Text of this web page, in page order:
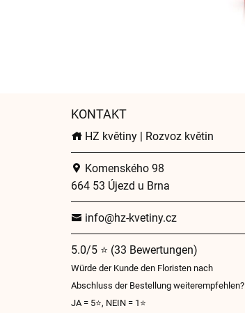
KONTAKT
HZ květiny | Rozvoz květin
Komenského 98
664 53 Újezd u Brna
info@hz-kvetiny.cz
5.0/5 ⭐ (33 Bewertungen)
Würde der Kunde den Floristen nach
Abschluss der Bestellung weiterempfehlen?
JA = 5⭐, NEIN = 1⭐